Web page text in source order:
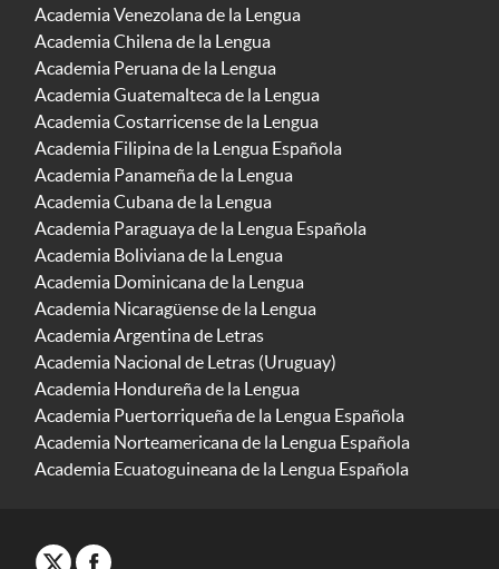
Academia Venezolana de la Lengua
Academia Chilena de la Lengua
Academia Peruana de la Lengua
Academia Guatemalteca de la Lengua
Academia Costarricense de la Lengua
Academia Filipina de la Lengua Española
Academia Panameña de la Lengua
Academia Cubana de la Lengua
Academia Paraguaya de la Lengua Española
Academia Boliviana de la Lengua
Academia Dominicana de la Lengua
Academia Nicaragüense de la Lengua
Academia Argentina de Letras
Academia Nacional de Letras (Uruguay)
Academia Hondureña de la Lengua
Academia Puertorriqueña de la Lengua Española
Academia Norteamericana de la Lengua Española
Academia Ecuatoguineana de la Lengua Española